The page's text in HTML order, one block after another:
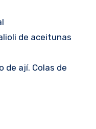
de aceitunas
de ají. Colas de